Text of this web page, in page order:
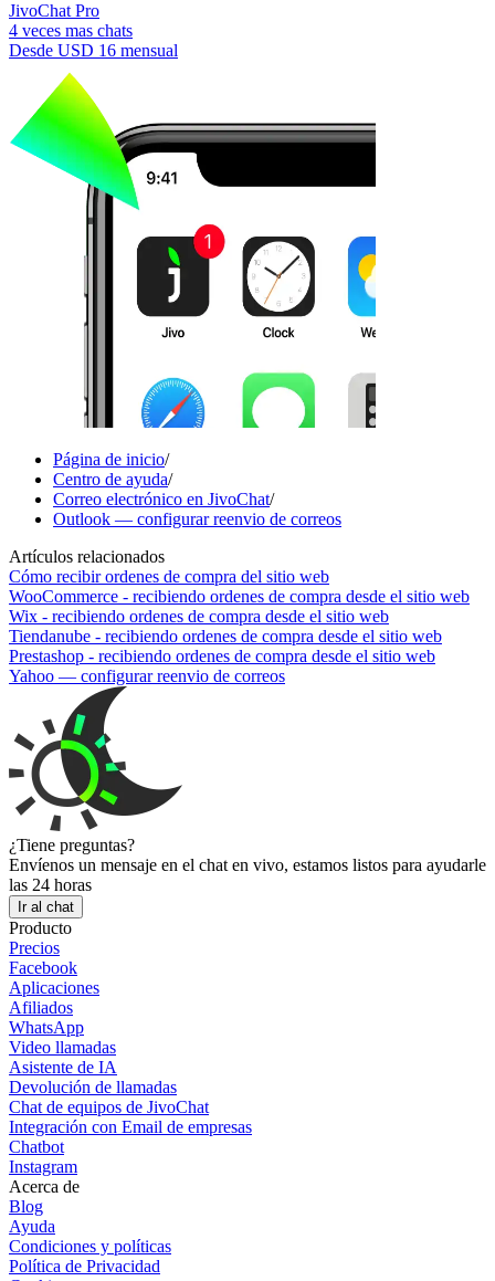
JivoChat Pro
4 veces mas chats
Desde USD 16 mensual
Página de inicio/
Centro de ayuda/
Correo electrónico en JivoChat/
Outlook — configurar reenvio de correos
Artículos relacionados
Cómo recibir ordenes de compra del sitio web
WooCommerce - recibiendo ordenes de compra desde el sitio web
Wix - recibiendo ordenes de compra desde el sitio web
Tiendanube - recibiendo ordenes de compra desde el sitio web
Prestashop - recibiendo ordenes de compra desde el sitio web
Yahoo — configurar reenvio de correos
¿Tiene preguntas?
Envíenos un mensaje en el chat en vivo, estamos listos para ayudarle
las 24 horas
Ir al chat
Producto
Precios
Facebook
Aplicaciones
Afiliados
WhatsApp
Video llamadas
Asistente de IA
Devolución de llamadas
Chat de equipos de JivoChat
Integración con Email de empresas
Chatbot
Instagram
Acerca de
Blog
Ayuda
Condiciones y políticas
Política de Privacidad